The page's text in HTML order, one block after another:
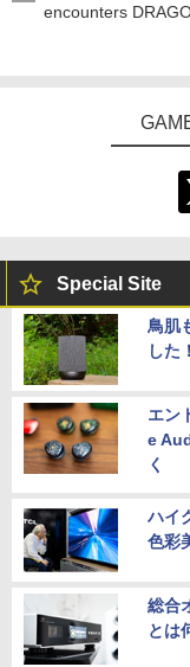
encounters
Special Site
鳥肌
した！
エン
e
く
ハイ
色彩
総合
とは